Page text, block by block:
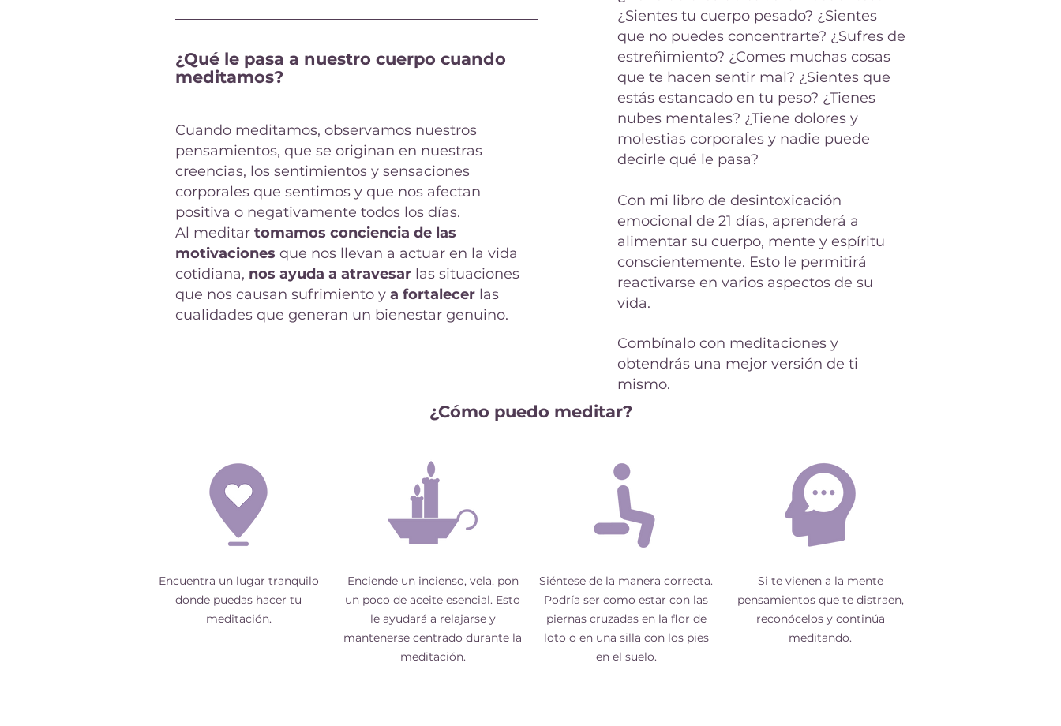
¿Qué le pasa a nuestro cuerpo cuando
meditamos?
Cuando meditamos, observamos nuestros
pensamientos, que se originan en nuestras
creencias, los sentimientos y sensaciones
corporales que sentimos y que nos afectan
positiva o negativamente todos los días.
Al meditar tomamos conciencia de las
motivaciones que nos llevan a actuar en la vida
cotidiana, nos ayuda a atravesar las situaciones
que nos causan sufrimiento y a fortalecer las
cualidades que generan un bienestar genuino.
¿Sientes tu cuerpo pesado? ¿Sientes
que no puedes concentrarte? ¿Sufres de
estreñimiento? ¿Comes muchas cosas
que te hacen sentir mal? ¿Sientes que
estás estancado en tu peso? ¿Tienes
nubes mentales? ¿Tiene dolores y
molestias corporales y nadie puede
decirle qué le pasa?
Con mi libro de desintoxicación
emocional de 21 días, aprenderá a
alimentar su cuerpo, mente y espíritu
conscientemente. Esto le permitirá
reactivarse en varios aspectos de su
vida.
Combínalo con meditaciones y
obtendrás una mejor versión de ti
mismo.
¿Cómo puedo meditar?
Encuentra un lugar tranquilo
donde puedas hacer tu
meditación.
Enciende un incienso, vela, pon
un poco de aceite esencial. Esto
le ayudará a relajarse y
mantenerse centrado durante la
meditación.
Siéntese de la manera correcta.
Podría ser como estar con las
piernas cruzadas en la flor de
loto o en una silla con los pies
en el suelo.
Si te vienen a la mente
pensamientos que te distraen,
reconócelos y continúa
meditando.